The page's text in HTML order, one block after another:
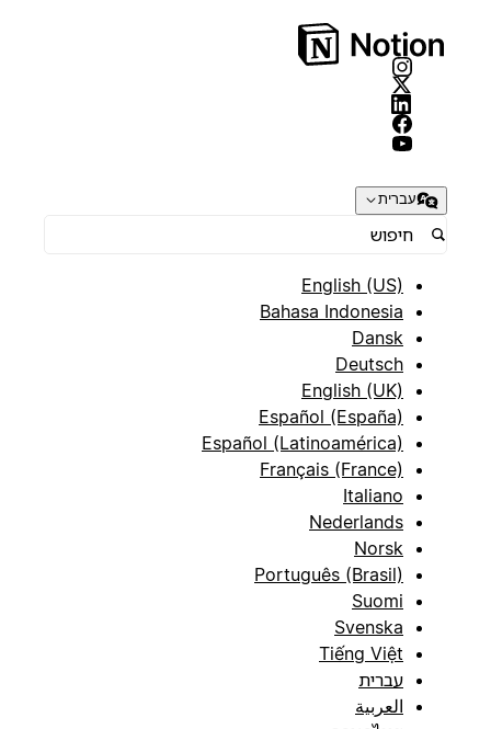
עברית
English (US)
Bahasa Indonesia
Dansk
Deutsch
English (UK)
Español (España)
Español (Latinoamérica)
Français (France)
Italiano
Nederlands
Norsk
Português (Brasil)
Suomi
Svenska
Tiếng Việt
עברית
العربية